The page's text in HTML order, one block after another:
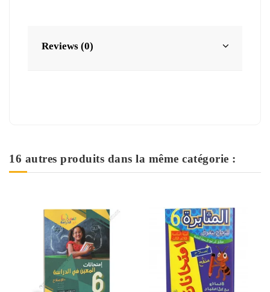
Reviews (0)
16 autres produits dans la même catégorie :